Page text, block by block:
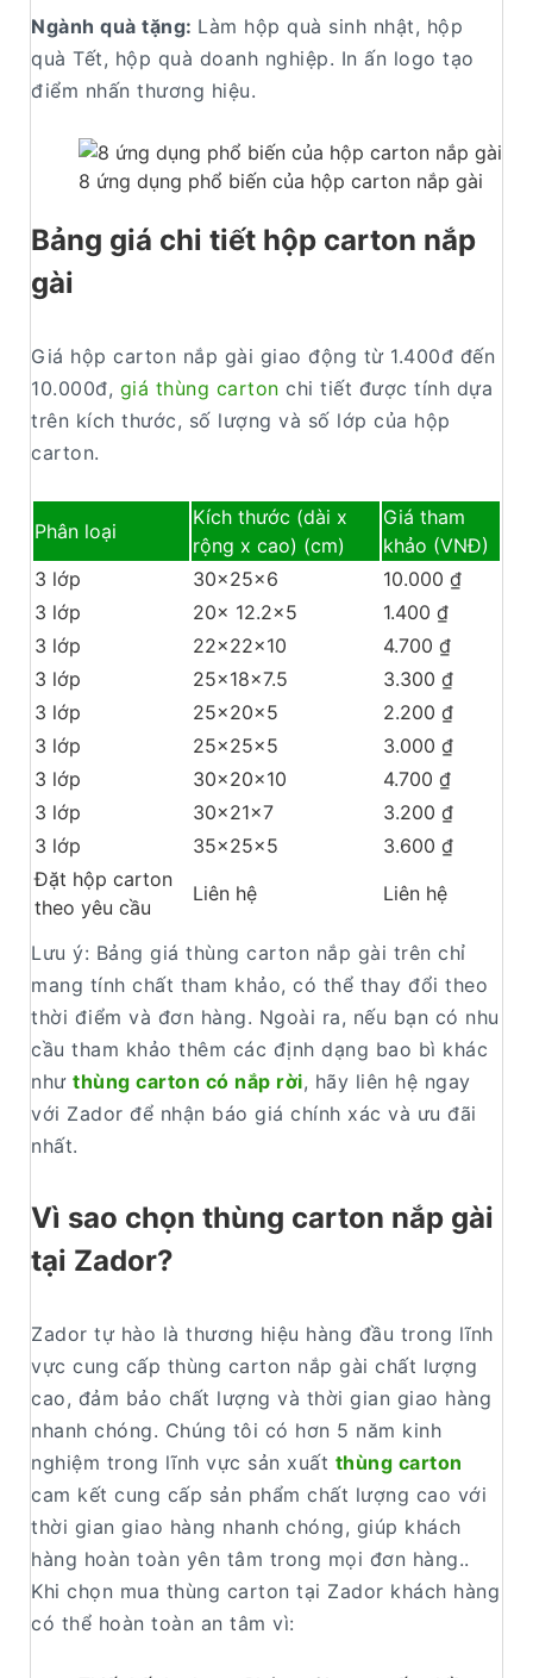
Ngành quà tặng: Làm hộp quà sinh nhật, hộp
quà Tết, hộp quà doanh nghiệp. In ấn logo tạo
điểm nhấn thương hiệu.
8 ứng dụng phổ biến của hộp carton nắp gài
Bảng giá chi tiết hộp carton nắp
gài
Giá hộp carton nắp gài giao động từ 1.400đ đến
10.000đ, giá thùng carton chi tiết được tính dựa
trên kích thước, số lượng và số lớp của hộp
carton.
Phân loại
Kích thước (dài x
rộng x cao) (cm)
Giá tham
khảo (VNĐ)
3 lớp
30x25x6
10.000 ₫
3 lớp
20x 12.2×5
1.400 ₫
3 lớp
22x22x10
4.700 ₫
3 lớp
25x18x7.5
3.300 ₫
3 lớp
25x20x5
2.200 ₫
3 lớp
25x25x5
3.000 ₫
3 lớp
30x20x10
4.700 ₫
3 lớp
30x21x7
3.200 ₫
3 lớp
35x25x5
3.600 ₫
Đặt hộp carton
theo yêu cầu
Liên hệ Liên hệ
Lưu ý: Bảng giá thùng carton nắp gài trên chỉ
mang tính chất tham khảo, có thể thay đổi theo
thời điểm và đơn hàng. Ngoài ra, nếu bạn có nhu
cầu tham khảo thêm các định dạng bao bì khác
như thùng carton có nắp rời, hãy liên hệ ngay
với Zador để nhận báo giá chính xác và ưu đãi
nhất.
Vì sao chọn thùng carton nắp gài
tại Zador?
Zador tự hào là thương hiệu hàng đầu trong lĩnh
vực cung cấp thùng carton nắp gài chất lượng
cao, đảm bảo chất lượng và thời gian giao hàng
nhanh chóng. Chúng tôi có hơn 5 năm kinh
nghiệm trong lĩnh vực sản xuất thùng carton
cam kết cung cấp sản phẩm chất lượng cao với
thời gian giao hàng nhanh chóng, giúp khách
hàng hoàn toàn yên tâm trong mọi đơn hàng..
Khi chọn mua thùng carton tại Zador khách hàng
có thể hoàn toàn an tâm vì: